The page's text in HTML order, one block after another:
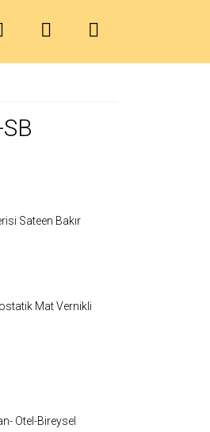
Sateen Bakır
Mat Vernikli
Otel-Bireysel